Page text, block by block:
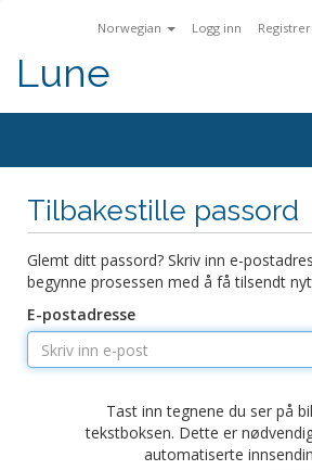
Norwegian Logg inn Registrer
Lune
Tilbakestille passord
Glemt ditt passord? Skriv inn e-
begynne prosessen med å få tilsendt
E-postadresse
Tast inn tegnene du ser på
tekstboksen. Dette er
automatiserte